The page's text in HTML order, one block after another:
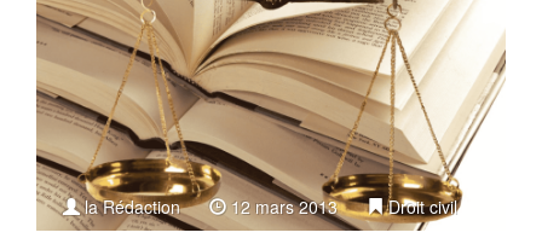
la Rédaction 12 mars 2013 Droit civil